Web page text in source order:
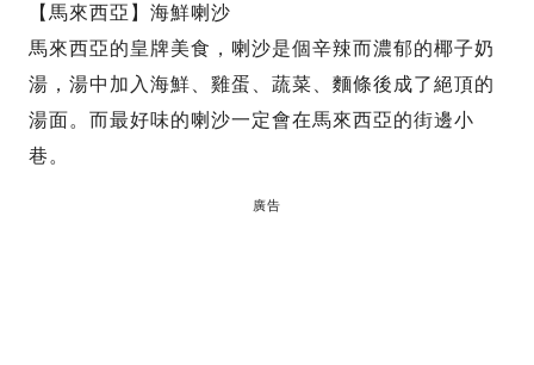
【馬來西亞】海鮮喇沙
馬來西亞的皇牌美食，喇沙是個辛辣而濃郁的椰子奶
湯，湯中加入海鮮、雞蛋、蔬菜、麵條後成了絕頂的
湯面。而最好味的喇沙一定會在馬來西亞的街邊小
巷。
廣告